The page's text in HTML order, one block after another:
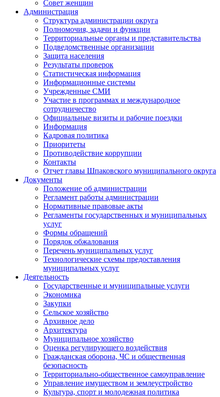
Совет женщин
Администрация
Структура администрации округа
Полномочия, задачи и функции
Территориальные органы и представительства
Подведомственные организации
Защита населения
Результаты проверок
Статистическая информация
Информационные системы
Учрежденные СМИ
Участие в программах и международное
сотрудничество
Официальные визиты и рабочие поездки
Информация
Кадровая политика
Приоритеты
Противодействие коррупции
Контакты
Отчет главы Шпаковского муниципального округа
Документы
Положение об администрации
Регламент работы администрации
Нормативные правовые акты
Регламенты государственных и муниципальных
услуг
Формы обращений
Порядок обжалования
Перечень муниципальных услуг
Технологические схемы предоставления
муниципальных услуг
Деятельность
Государственные и муниципальные услуги
Экономика
Закупки
Сельское хозяйство
Архивное дело
Архитектура
Муниципальное хозяйство
Оценка регулирующего воздействия
Гражданская оборона, ЧС и общественная
безопасность
Территориально-общественное самоуправление
Управление имуществом и землеустройство
Культура, спорт и молодежная политика